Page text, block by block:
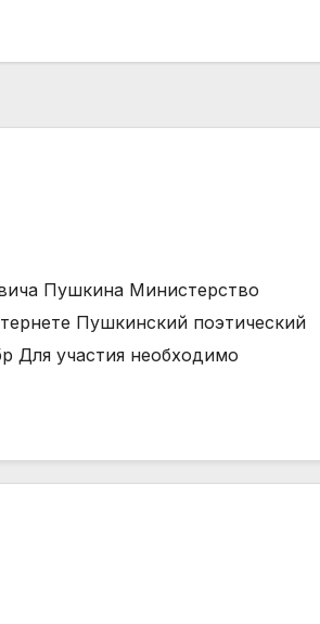
Пушкина Министерство
Пушкинский поэтический
Для участия необходимо